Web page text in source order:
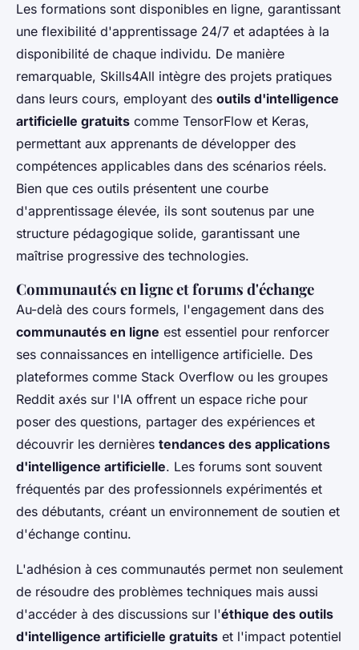
Les formations sont disponibles en ligne, garantissant
une flexibilité d'apprentissage 24/7 et adaptées à la
disponibilité de chaque individu. De manière
remarquable, Skills4All intègre des projets pratiques
dans leurs cours, employant des outils d'intelligence
artificielle gratuits comme TensorFlow et Keras,
permettant aux apprenants de développer des
compétences applicables dans des scénarios réels.
Bien que ces outils présentent une courbe
d'apprentissage élevée, ils sont soutenus par une
structure pédagogique solide, garantissant une
maîtrise progressive des technologies.
Communautés en ligne et forums d'échange
Au-delà des cours formels, l'engagement dans des
communautés en ligne est essentiel pour renforcer
ses connaissances en intelligence artificielle. Des
plateformes comme Stack Overflow ou les groupes
Reddit axés sur l'IA offrent un espace riche pour
poser des questions, partager des expériences et
découvrir les dernières tendances des applications
d'intelligence artificielle. Les forums sont souvent
fréquentés par des professionnels expérimentés et
des débutants, créant un environnement de soutien et
d'échange continu.
L'adhésion à ces communautés permet non seulement
de résoudre des problèmes techniques mais aussi
d'accéder à des discussions sur l'éthique des outils
d'intelligence artificielle gratuits et l'impact potentiel